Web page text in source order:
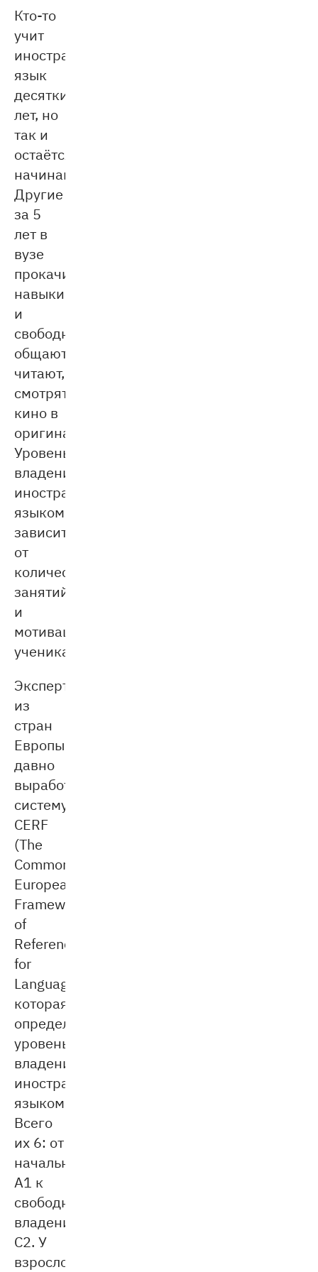
Кто-то
учит
иностранный
язык
десятки
лет, но
так и
остаётся
начинающим.
Другие
за 5
лет в
вузе
прокачивают
навыки
и
свободно
общаются,
читают,
смотрят
кино в
оригинале.
Уровень
владения
иностранным
языком
зависит
от
количества
занятий
и
мотивации
ученика.
Эксперты
из
стран
Европы
давно
выработали
систему
CERF
(The
Common
European
Framework
of
Reference
for
Languages),
которая
определяет
уровень
владения
иностранным
языком.
Всего
их 6: от
начального
A1 к
свободному
владению
C2. У
взрослого